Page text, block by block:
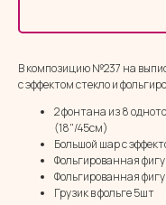
В композицию №237 на
с эффектом стекло и
2 фонтана из 8
(18"/45см)
Большой шар с
Фольгированная
Фольгированная
Грузик в фольге 5шт